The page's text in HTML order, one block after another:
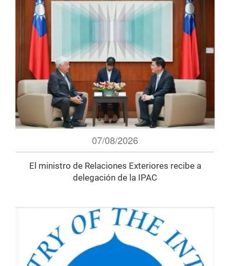
07/08/2026
El ministro de Relaciones Exteriores recibe a
delegación de la IPAC